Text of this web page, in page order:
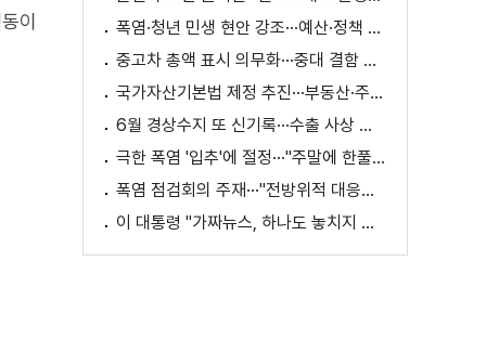
이
폭염·청년 민생 현안 강조···예산·정책 방향 제시
중고차 총액 표시 의무화···중대 결함 시 '계약 해제'
국가자산기본법 제정 추진···부동산·주식 등 통합 관리
6월 경상수지 또 신기록···수출 사상 첫 1천억 달러
극한 폭염 '입추'에 절정···"주말에 한풀 꺾인다"
폭염 점검회의 주재···"전방위적 대응체계 가동"
이 대통령 "가짜뉴스, 하나도 놓치지 말고 바로잡아야"